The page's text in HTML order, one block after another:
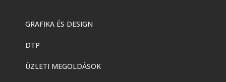
GRAFIKA ÉS DESIGN
DTP
ÜZLETI MEGOLDÁSOK